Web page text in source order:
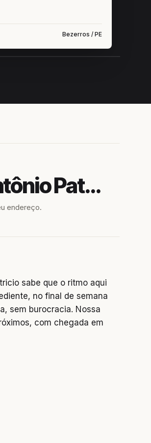
Bezerros / PE
Rua Antônio Patricio
endereço.
sabe que o ritmo aqui
no final de semana
sem burocracia. Nossa
com chegada em